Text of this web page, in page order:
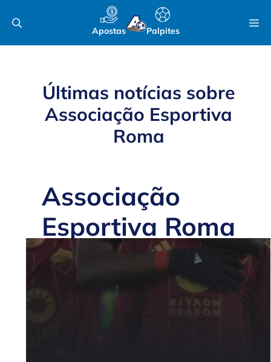
para
Apostas Palpites
Últimas notícias sobre
Associação Esportiva
Roma
Associação
Esportiva Roma